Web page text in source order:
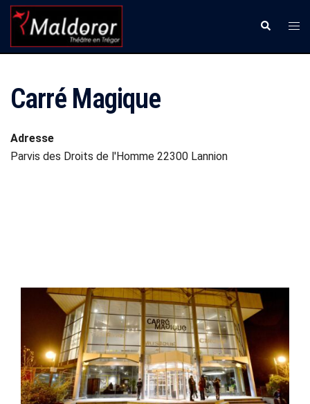
Aller
contenu
Carré Magique
Adresse
Parvis des Droits de l'Homme 22300 Lannion